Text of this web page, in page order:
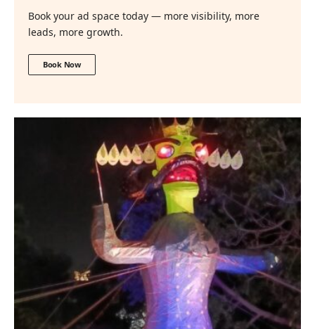
Book your ad space today — more visibility, more
leads, more growth.
Book Now